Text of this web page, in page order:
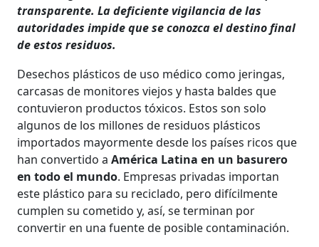
transparente. La deficiente vigilancia de las
autoridades impide que se conozca el destino final
de estos residuos.
Desechos plásticos de uso médico como jeringas,
carcasas de monitores viejos y hasta baldes que
contuvieron productos tóxicos. Estos son solo
algunos de los millones de residuos plásticos
importados mayormente desde los países ricos que
han convertido aAmérica Latina en un basurero
en todo el mundo. Empresas privadas importan
este plástico para su reciclado, pero difícilmente
cumplen su cometido y, así, se terminan por
convertir en una fuente de posible contaminación.